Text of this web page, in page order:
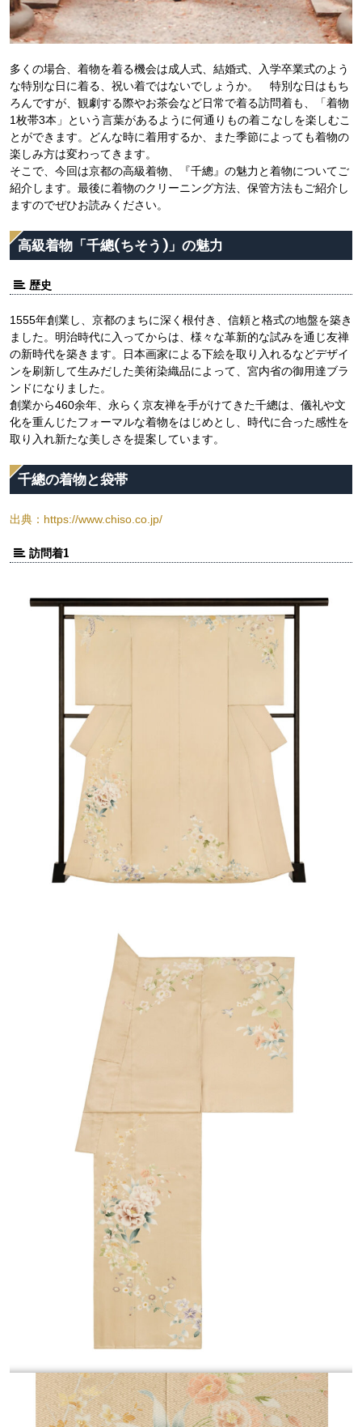
多くの場合、着物を着る機会は成人式、結婚式、入学卒業式のよう
な特別な日に着る、祝い着ではないでしょうか。 特別な日はもち
ろんですが、観劇する際やお茶会など日常で着る訪問着も、「着物
1枚帯3本」という言葉があるように何通りもの着こなしを楽しむこ
とができます。どんな時に着用するか、また季節によっても着物の
楽しみ方は変わってきます。
そこで、今回は京都の高級着物、『千總』の魅力と着物についてご
紹介します。最後に着物のクリーニング方法、保管方法もご紹介し
ますのでぜひお読みください。
高級着物「千總(ちそう)」の魅力
歴史
1555年創業し、京都のまちに深く根付き、信頼と格式の地盤を築き
ました。明治時代に入ってからは、様々な革新的な試みを通じ友禅
の新時代を築きます。日本画家による下絵を取り入れるなどデザイ
ンを刷新して生みだした美術染織品によって、宮内省の御用達ブラ
ンドになりました。
創業から460余年、永らく京友禅を手がけてきた千總は、儀礼や文
化を重んじたフォーマルな着物をはじめとし、時代に合った感性を
取り入れ新たな美しさを提案しています。
千總の着物と袋帯
出典：https://www.chiso.co.jp/
訪問着1